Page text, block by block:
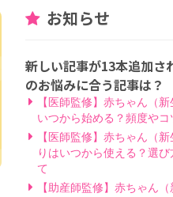
お知らせ
新しい記事が13本追加さ
のお悩みに合う記事は？
【医師監修】赤ちゃん（
いつから始める？頻度やコ
【医師監修】赤ちゃん（
りはいつから使える？選
て
【助産師監修】赤ちゃん